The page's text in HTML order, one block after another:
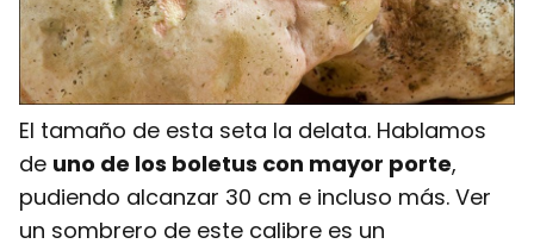
El tamaño de esta seta la delata. Hablamos
de uno de los boletus con mayor porte,
pudiendo alcanzar 30 cm e incluso más. Ver
un sombrero de este calibre es un